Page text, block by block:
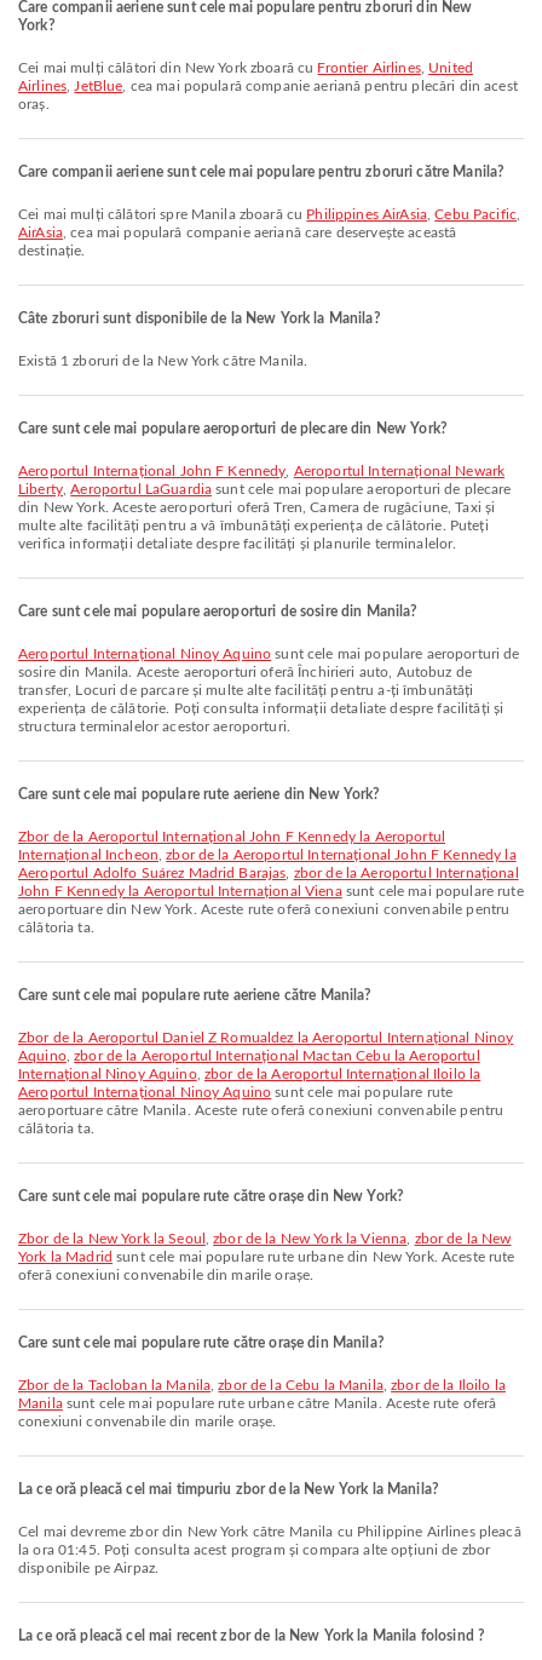
Care companii aeriene sunt cele mai populare pentru zboruri din New
York?
Cei mai mulți călători din New York zboară cu Frontier Airlines, United
Airlines
JetBlue , cea mai populară companie aeriană pentru plecări din acest
oraș.
Care companii aeriene sunt cele mai populare pentru zboruri către Manila?
Cei mai mulți călători spre Manila zboară cu Philippines AirAsia,Cebu Pacific
AirAsia, cea mai populară companie aeriană care deservește această
destinație.
Câte zboruri sunt disponibile de la New York la Manila?
Există 1 zboruri de la New York către Manila.
Care sunt cele mai populare aeroporturi de plecare din New York?
Aeroportul Internațional John F Kennedy Aeroportul Internațional Newark
Liberty,Aeroportul LaGuardia sunt cele mai populare aeroporturi de plecare
din New York. Aceste aeroporturi oferă Tren, Camera de rugăciune, Taxi și
multe alte facilități pentru a vă îmbunătăți experiența de călătorie. Puteți
verifica informații detaliate despre facilități și planurile terminalelor.
Care sunt cele mai populare aeroporturi de sosire din Manila?
Aeroportul Internațional Ninoy Aquino sunt cele mai populare aeroporturi de
sosire din Manila. Aceste aeroporturi oferă Închirieri auto, Autobuz de
transfer, Locuri de parcare și multe alte facilități pentru a-ți îmbunătăți
experiența de călătorie. Poți consulta informații detaliate despre facilități și
structura terminalelor acestor aeroporturi.
Care sunt cele mai populare rute aeriene din New York?
zbor de la Aeroportul Internațional John F Kennedy la Aeroportul
Internațional Incheon ,zbor de la Aeroportul Internațional John F Kennedy la
Aeroportul Adolfo Suárez Madrid Barajas zbor de la Aeroportul Internațional
John F Kennedy la Aeroportul Internațional Vienasunt cele mai populare rute
aeroportuare din New York. Aceste rute oferă conexiuni convenabile pentru
călătoria ta.
Care sunt cele mai populare rute aeriene către Manila?
zbor de la Aeroportul Daniel Z Romualdez la Aeroportul Internațional Ninoy
Aquino,zbor de la Aeroportul Internațional Mactan Cebu la Aeroportul
Internațional Ninoy Aquino, zbor de la Aeroportul Internațional Iloilo la
Aeroportul Internațional Ninoy Aquino sunt cele mai populare rute
aeroportuare către Manila. Aceste rute oferă conexiuni convenabile pentru
călătoria ta.
Care sunt cele mai populare rute către orașe din New York?
zbor de la New York la Seoul ,zbor de la New York la Vienna zbor de la New
York la Madrid sunt cele mai populare rute urbane din New York. Aceste rute
oferă conexiuni convenabile din marile orașe.
Care sunt cele mai populare rute către orașe din Manila?
zbor de la Tacloban la Manila ,zbor de la Cebu la Manila,zbor de la Iloilo la
Manilasunt cele mai populare rute urbane către Manila. Aceste rute oferă
conexiuni convenabile din marile orașe.
La ce oră pleacă cel mai timpuriu zbor de la New York la Manila?
Cel mai devreme zbor din New York către Manila cu Philippine Airlines pleacă
la ora 01:45. Poți consulta acest program și compara alte opțiuni de zbor
disponibile pe Airpaz.
La ce oră pleacă cel mai recent zbor de la New York la Manila folosind ?